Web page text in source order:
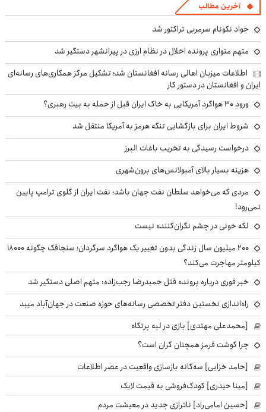
آخرین مطالب
جواد نکونام سرمربی تراکتور شد
متهم متواری پرونده اخلال در نظام ارزی در پیرانشهر دستگیر شد
اطلاعات میزبان اهالی رسانه افغانستان شد؛ تشکیل مرکز همکاری‌های رسانه‌ای
ایران و افغانستان در دستور کار
ورود ۳۰ هواگرد آمریکایی به خاک ایران قبل از حمله به بیت رهبری؟
شروط ایران برای بازگشایی تنگه هرمز به آمریکا منتقل شد
درخواست رسیدگی به تخریب باغات البرز
هزینه بسیار بالای آمبولانس‌های برون‌شهری
مردی که می‌خواهد سلطان نفت جهان باشد؛ نفت ایران از گلوی ترامپ پایین
نمی‌رود!
لکه خونی در چشم نگران‌کننده نیست
۲۰۰ میلیون سال زندگی بدون تغییر یک هواگرد سرگردان؛ سنجاقک‌ چگونه ۱۸۰۰۰
کیلومتر مهاجرت می‌کند؟
خبر فوری درباره پرونده قتل حمیدرضا رجب‌زاده: متهم اصلی دستگیر شد
راه‌اندازی نخستین دفتر تخصصی رسانه‌های حوزه صنعت در جهان‌آباد میبد
[محمدعلی مهتدی] بازی در لبه پرتگاه
چرا گوشت قرمز همچنان گران است؟
[حامد خزایی] سه‌گانه بازسازی واقعیت در عصر اطلاعات
[مینا حیدری] کودک‌فروشی به قیمت لایک
[حسین امامی‌راد] ناترازی جدید در معیشت مردم